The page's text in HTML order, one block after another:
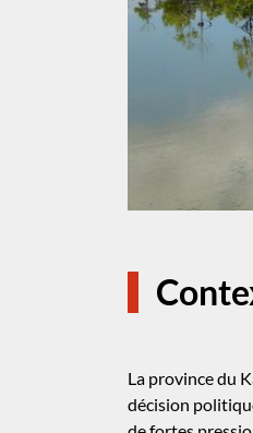
La province du
décision